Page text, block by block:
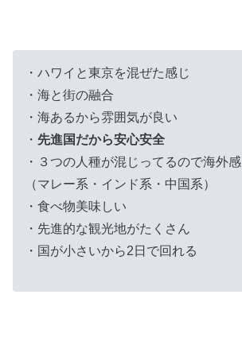
・ハワイと東京を混ぜた感じ
・海と街の融合
・海あるから雰囲気が良い
・ 先進国だから安心安全
・３つの人種が混じってるので海外感
（マレー系・インド系・中国系）
・食べ物美味しい
・先進的な観光地がたくさん
・国が小さいから2日で回れる